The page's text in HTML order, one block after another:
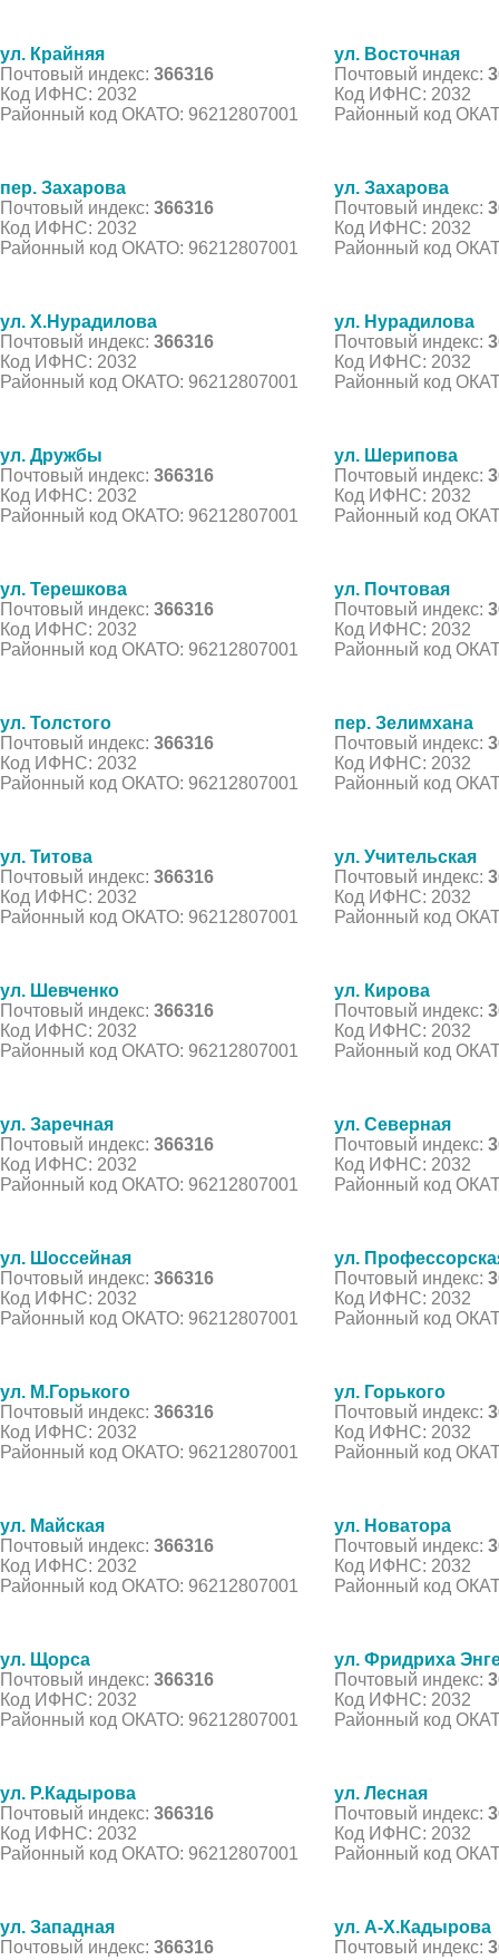
ул. Крайняя
Почтовый индекс: 366316
Код ИФНС: 2032
Районный код ОКАТО: 96212807001
ул. Восточная
Почтовый индекс:
Код ИФНС: 2032
Районный код
пер. Захарова
Почтовый индекс: 366316
Код ИФНС: 2032
Районный код ОКАТО: 96212807001
ул. Захарова
Почтовый индекс:
Код ИФНС: 2032
Районный код
ул. Х.Нурадилова
Почтовый индекс: 366316
Код ИФНС: 2032
Районный код ОКАТО: 96212807001
ул. Нурадилова
Почтовый индекс:
Код ИФНС: 2032
Районный код
ул. Дружбы
Почтовый индекс: 366316
Код ИФНС: 2032
Районный код ОКАТО: 96212807001
ул. Шерипова
Почтовый индекс:
Код ИФНС: 2032
Районный код
ул. Терешкова
Почтовый индекс: 366316
Код ИФНС: 2032
Районный код ОКАТО: 96212807001
ул. Почтовая
Почтовый индекс:
Код ИФНС: 2032
Районный код
ул. Толстого
Почтовый индекс: 366316
Код ИФНС: 2032
Районный код ОКАТО: 96212807001
пер. Зелимхана
Почтовый индекс:
Код ИФНС: 2032
Районный код
ул. Титова
Почтовый индекс: 366316
Код ИФНС: 2032
Районный код ОКАТО: 96212807001
ул. Учительская
Почтовый индекс:
Код ИФНС: 2032
Районный код
ул. Шевченко
Почтовый индекс: 366316
Код ИФНС: 2032
Районный код ОКАТО: 96212807001
ул. Кирова
Почтовый индекс:
Код ИФНС: 2032
Районный код
ул. Заречная
Почтовый индекс: 366316
Код ИФНС: 2032
Районный код ОКАТО: 96212807001
ул. Северная
Почтовый индекс:
Код ИФНС: 2032
Районный код
ул. Шоссейная
Почтовый индекс: 366316
Код ИФНС: 2032
Районный код ОКАТО: 96212807001
ул.
Почтовый индекс:
Код ИФНС: 2032
Районный код
ул. М.Горького
Почтовый индекс: 366316
Код ИФНС: 2032
Районный код ОКАТО: 96212807001
ул. Горького
Почтовый индекс:
Код ИФНС: 2032
Районный код
ул. Майская
Почтовый индекс: 366316
Код ИФНС: 2032
Районный код ОКАТО: 96212807001
ул. Новатора
Почтовый индекс:
Код ИФНС: 2032
Районный код
ул. Щорса
Почтовый индекс: 366316
Код ИФНС: 2032
Районный код ОКАТО: 96212807001
ул. Фридриха
Почтовый индекс:
Код ИФНС: 2032
Районный код
ул. Р.Кадырова
Почтовый индекс: 366316
Код ИФНС: 2032
Районный код ОКАТО: 96212807001
ул. Лесная
Почтовый индекс:
Код ИФНС: 2032
Районный код
ул. Западная
Почтовый индекс: 366316
ул. А-Х.Кадырова
Почтовый индекс: